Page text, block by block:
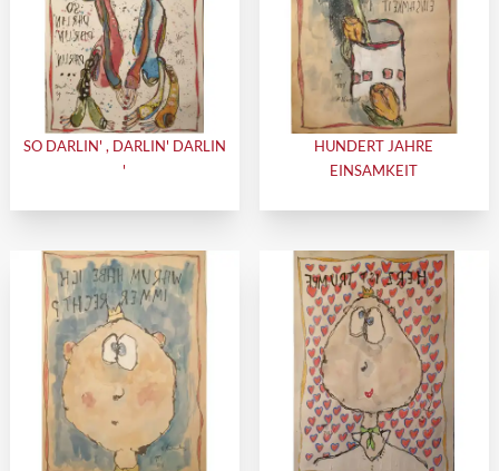
SO DARLIN' , DARLIN' DARLIN
'
HUNDERT JAHRE
EINSAMKEIT